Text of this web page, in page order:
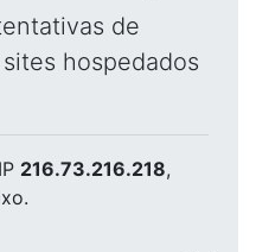
de
hospedados
216.73.216.218,